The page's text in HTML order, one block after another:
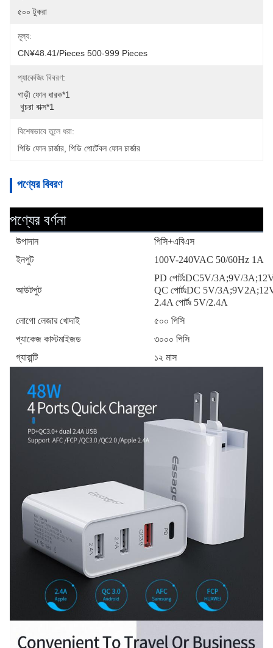
৫০০ টুকরা
মূল্য:
CN¥48.41/pieces 500-999 Pieces
প্যাকেজিং বিবরণ:
গাড়ী ফোন ধারক*1
খুচরা বাক্স*1
বিশেষভাবে তুলে ধরা:
পিডি ফোন চার্জার পিডি পোর্টেবল ফোন চার্জার
পণ্যের বিবরণ
পণ্যের বর্ণনা
উপাদান
পিসি+এবিএস
ইনপুট
100V-240VAC 50/60Hz 1A
আউটপুট
PD পোর্টঃDC5V/3A;9V/
QC পোর্টঃDC 5V/
2.4A পোর্টঃ 5V/2.4A
লোগো লেজার খোদাই
৫০০ পিসি
প্যাকেজ কাস্টমাইজড
৩০০০ পিসি
গ্যারান্টি
১২ মাস